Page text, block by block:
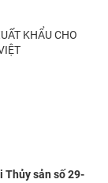
KHẨU CHO
Thủy sản số 29-